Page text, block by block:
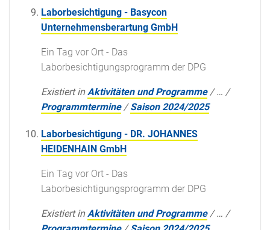
Laborbesichtigung - Basycon
Unternehmensberartung GmbH
Ein Tag vor Ort - Das
Laborbesichtigungsprogramm der DPG
Existiert in Aktivitäten und Programme /… /
Programmtermine /Saison 2024/2025
Laborbesichtigung - DR. JOHANNES
HEIDENHAIN GmbH
Ein Tag vor Ort - Das
Laborbesichtigungsprogramm der DPG
Existiert in Aktivitäten und Programme /… /